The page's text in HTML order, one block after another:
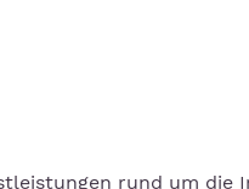
rund um die